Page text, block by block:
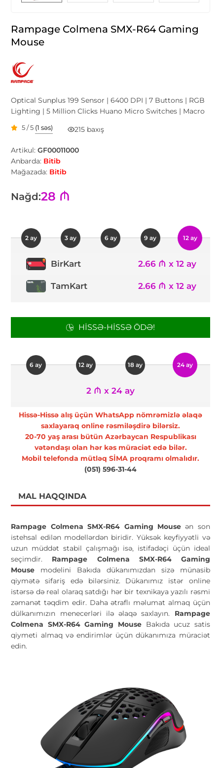
Rampage Colmena SMX-R64 Gaming
Mouse
Optical Sunplus 199 Sensor | 6400 DPI | 7 Buttons | RGB
Lighting | 5 Million Clicks Huano Micro Switches | Macro
5 / 5 (1 səs) 215 baxış
Artikul:GF00011000
Anbarda: Bitib
Mağazada: Bitib
Nağd:28 ₼
2 ay 3 ay 6 ay 9 ay 12 ay
BirKart 2.66 ₼ x 12 ay
TamKart 2.66 ₼ x 12 ay
HISSƏ-HISSƏ ÖDƏ!
6 ay 12 ay 18 ay 24 ay
2 ₼ x 24 ay
Hissə-Hissə alış üçün WhatsApp nömrəmizlə əlaqə
saxlayaraq online rəsmiləşdirə bilərsiz.
20-70 yaş arası bütün Azərbaycan Respublikası
vətəndaşı olan hər kəs müraciət edə bilər.
Mobil telefonda mütləq SİMA proqramı olmalıdır.
(051) 596-31-44
MAL HAQQINDA
Rampage Colmena SMX-R64 Gaming Mouseən son
istehsal edilən modellərdən biridir. Yüksək keyfiyyətli və
uzun müddət stabil çalışmağı isə, istifadəçi üçün ideal
seçimdir. Rampage Colmena SMX-R64 Gaming
Mouse modelini Bakıda dükanımızdan sizə münasib
qiymətə sifariş edə bilərsiniz. Dükanımız istər online
istərsə də real olaraq satdığı hər bir texnikaya yazılı rəsmi
zəmanət təqdim edir. Daha ətraflı məlumat almaq üçün
dülkanımızın menecerləri ilə əlaqə saxlayın. Rampage
Colmena SMX-R64 Gaming Mouse Bakıda ucuz satis
qiymeti almaq və endirimlər üçün dükanımıza müraciət
edin.